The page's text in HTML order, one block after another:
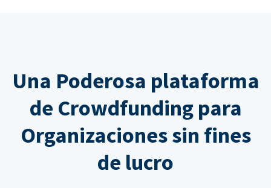
Una Poderosa plataforma
de Crowdfunding para
Organizaciones sin fines
de lucro